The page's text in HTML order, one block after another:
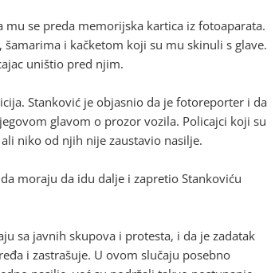
se preda memorijska kartica iz fotoaparata.
i kačketom koji su mu skinuli s glave.
uništio pred njim.
Stanković je objasnio da je fotoreporter i da
glavom o prozor vozila. Policajci koji su
niko od njih nije zaustavio nasilje.
moraju da idu dalje i zapretio Stankoviću
sa javnih skupova i protesta, i da je zadatak
i zastrašuje. U ovom slučaju posebno